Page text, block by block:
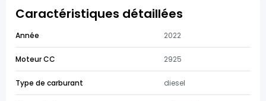
Caractéristiques détaillées
Année 2022
Moteur CC 2925
Type de carburant diesel